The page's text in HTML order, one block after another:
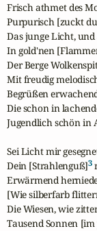
Frisch athmet des
Purpurisch [zuckt
Das junge Licht,
In gold'nen
Der Berge
Mit freudig
Begrüßen
Die schon in
Jugendlich schön in
Sei Licht mir
Dein [Strahlenguß]3
Erwärmend
[Wie silberfarb
Die Wiesen, wie
Tausend Sonnen